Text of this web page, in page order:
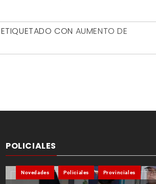
ETIQUETADO CON AUMENTO DE
POLICIALES
Novedades Policiales Provinciales